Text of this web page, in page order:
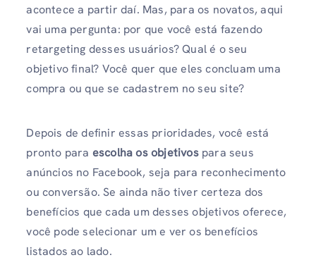
acontece a partir daí. Mas, para os novatos, aqui
vai uma pergunta: por que você está fazendo
retargeting desses usuários? Qual é o seu
objetivo final? Você quer que eles concluam uma
compra ou que se cadastrem no seu site?
Depois de definir essas prioridades, você está
pronto para escolha os objetivospara seus
anúncios no Facebook, seja para reconhecimento
ou conversão. Se ainda não tiver certeza dos
benefícios que cada um desses objetivos oferece,
você pode selecionar um e ver os benefícios
listados ao lado.